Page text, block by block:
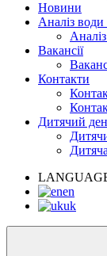
Новини
Аналіз
Вакансії
Контакти
Дитячий
en
uk